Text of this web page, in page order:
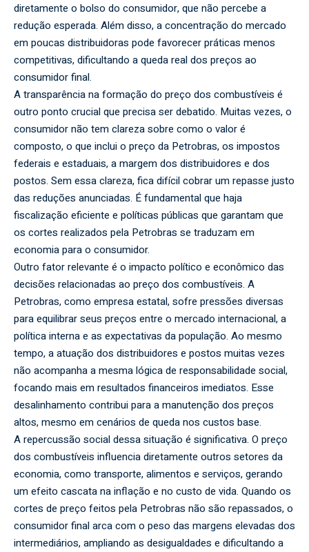
diretamente o bolso do consumidor, que não percebe a
redução esperada. Além disso, a concentração do mercado
em poucas distribuidoras pode favorecer práticas menos
competitivas, dificultando a queda real dos preços ao
consumidor final.
A transparência na formação do preço dos combustíveis é
outro ponto crucial que precisa ser debatido. Muitas vezes, o
consumidor não tem clareza sobre como o valor é
composto, o que inclui o preço da Petrobras, os impostos
federais e estaduais, a margem dos distribuidores e dos
postos. Sem essa clareza, fica difícil cobrar um repasse justo
das reduções anunciadas. É fundamental que haja
fiscalização eficiente e políticas públicas que garantam que
os cortes realizados pela Petrobras se traduzam em
economia para o consumidor.
Outro fator relevante é o impacto político e econômico das
decisões relacionadas ao preço dos combustíveis. A
Petrobras, como empresa estatal, sofre pressões diversas
para equilibrar seus preços entre o mercado internacional, a
política interna e as expectativas da população. Ao mesmo
tempo, a atuação dos distribuidores e postos muitas vezes
não acompanha a mesma lógica de responsabilidade social,
focando mais em resultados financeiros imediatos. Esse
desalinhamento contribui para a manutenção dos preços
altos, mesmo em cenários de queda nos custos base.
A repercussão social dessa situação é significativa. O preço
dos combustíveis influencia diretamente outros setores da
economia, como transporte, alimentos e serviços, gerando
um efeito cascata na inflação e no custo de vida. Quando os
cortes de preço feitos pela Petrobras não são repassados, o
consumidor final arca com o peso das margens elevadas dos
intermediários, ampliando as desigualdades e dificultando a